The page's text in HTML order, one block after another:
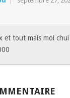
et tout mais moi